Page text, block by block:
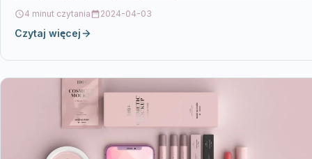
4 minut czytania 2024-04-03
Czytaj więcej